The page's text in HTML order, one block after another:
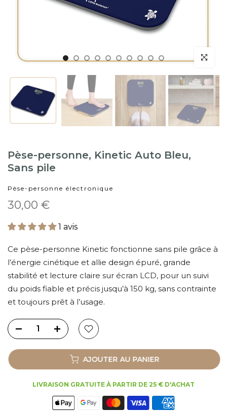
Pèse-personne, Kinetic Auto Bleu,
Sans pile
Pèse-personne électronique
30,00 €
1 avis
Ce pèse-personne Kinetic fonctionne sans pile grâce à
l’énergie cinétique et allie design épuré, grande
stabilité et lecture claire sur écran LCD, pour un suivi
du poids fiable et précis jusqu’à 150 kg, sans contrainte
et toujours prêt à l’usage.
AJOUTER AU PANIER
LIVRAISON GRATUITE À PARTIR DE 25 € D'ACHAT